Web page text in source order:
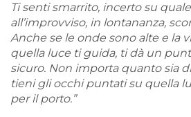
Ti senti smarrito, incerto su
all’improvviso, in lontananza,
Anche se le onde sono alte e la
quella luce ti guida, ti dà un
sicuro. Non importa quanto sia
tieni gli occhi puntati su quella
per il porto.”